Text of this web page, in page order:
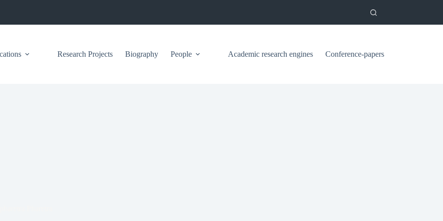
Research Projects Biography People Academic research engines Conference-papers